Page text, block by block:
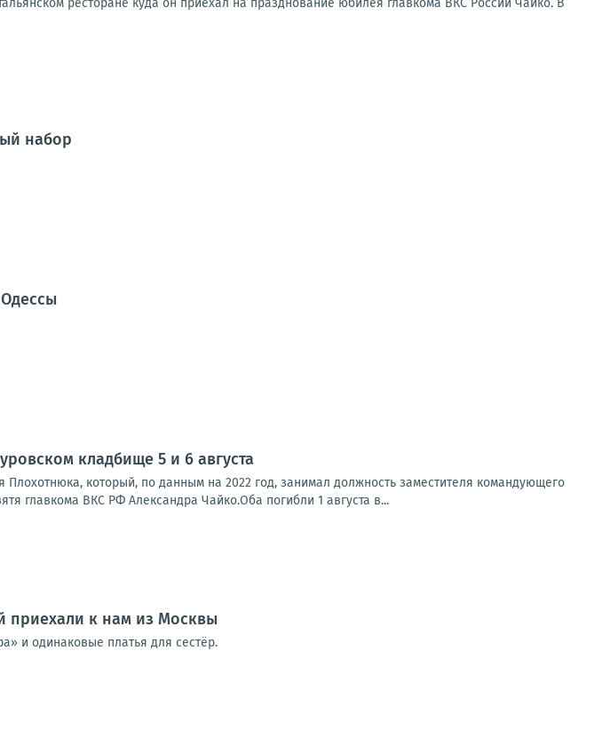
ресторане куда он приехал на празднование юбилея главкома ВКС России Чайко. В
набор
кладбище 5 и 6 августа
Плохотнюка, который, по данным на 2022 год, занимал должность заместителя командующего
главкома ВКС РФ Александра Чайко.Оба погибли 1 августа в...
приехали к нам из Москвы
и одинаковые платья для сестёр.